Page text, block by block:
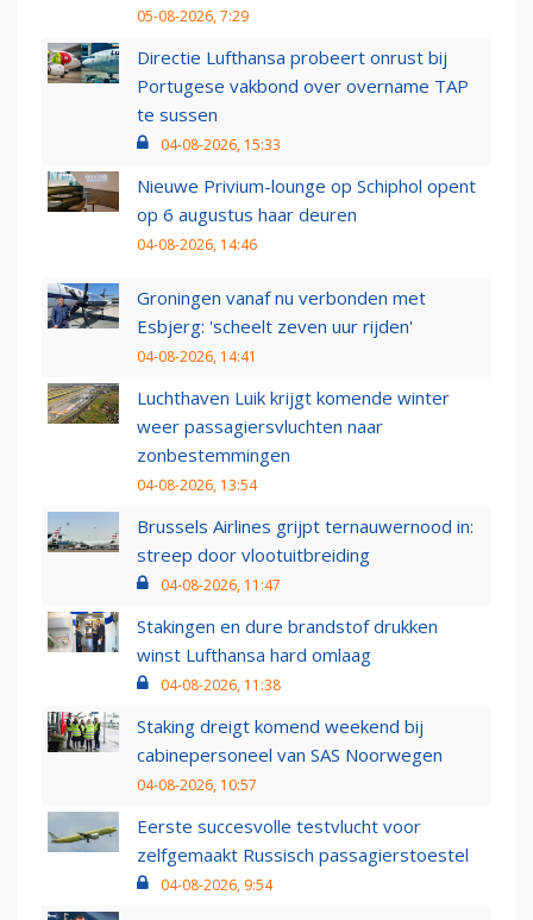
05-08-2026, 7:29
Directie Lufthansa probeert onrust bij
Portugese vakbond over overname TAP
te sussen
04-08-2026, 15:33
Nieuwe Privium-lounge op Schiphol opent
op 6 augustus haar deuren
04-08-2026, 14:46
Groningen vanaf nu verbonden met
Esbjerg: 'scheelt zeven uur rijden'
04-08-2026, 14:41
Luchthaven Luik krijgt komende winter
weer passagiersvluchten naar
zonbestemmingen
04-08-2026, 13:54
Brussels Airlines grijpt ternauwernood in:
streep door vlootuitbreiding
04-08-2026, 11:47
Stakingen en dure brandstof drukken
winst Lufthansa hard omlaag
04-08-2026, 11:38
Staking dreigt komend weekend bij
cabinepersoneel van SAS Noorwegen
04-08-2026, 10:57
Eerste succesvolle testvlucht voor
zelfgemaakt Russisch passagierstoestel
04-08-2026, 9:54